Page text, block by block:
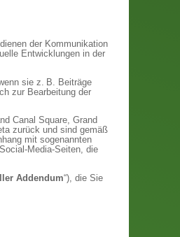
der Kommunikation
Entwicklungen in der
sie z. B. Beiträge
zur Bearbeitung der
Canal Square, Grand
zurück und sind gemäß
mit sogenannten
Media-Seiten, die
Addendum“), die Sie